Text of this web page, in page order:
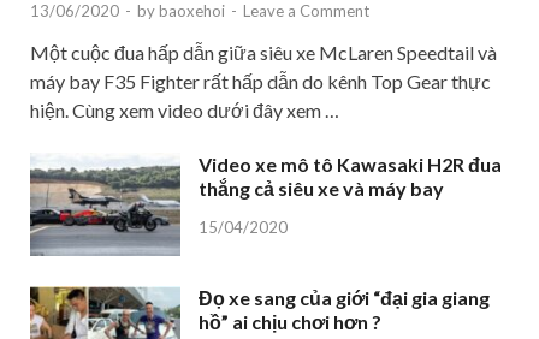
13/06/2020 - by baoxehoi - Leave a Comment
Một cuộc đua hấp dẫn giữa siêu xe McLaren Speedtail và
máy bay F35 Fighter rất hấp dẫn do kênh Top Gear thực
hiện. Cùng xem video dưới đây xem …
Video xe mô tô Kawasaki H2R đua
thắng cả siêu xe và máy bay
15/04/2020
Đọ xe sang của giới “đại gia giang
hồ” ai chịu chơi hơn ?